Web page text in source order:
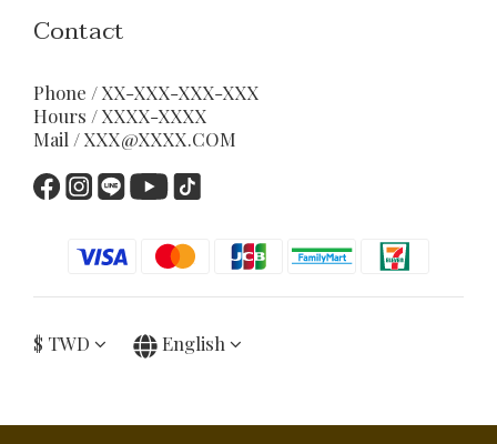
Contact
Phone / XX-XXX-XXX-XXX
Hours / XXXX-XXXX
Mail / XXX@XXXX.COM
$ TWD English